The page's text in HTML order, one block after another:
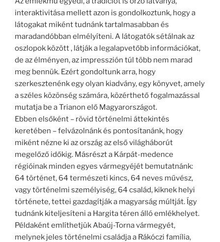
interaktivitása mellett azon is gondolkoztunk, hogy a
látogakat miként tudnánk tartalmasabban és
maradandóbban elmélyíteni. A látogatók sétálnak az
oszlopok között , látják a legalapvetőbb információkat,
de az élményen, az impresszión túl több nem marad
meg bennük. Ezért gondoltunk arra, hogy
szerkesztenénk egy olyan kiadvány, egy könyvet, amely
a széles közönség számára, közérthető fogalmazással
mutatja be a Trianon elő Magyarországot.
Ebben elsőként – rövid történelmi áttekintés
keretében – felvázolnánk és pontosítanánk, hogy
miként nézne ki az ország az első világháborút
megelőző időkig. Másrészt a Kárpát-medence
régióinak minden egyes vármegyéjét bemutatnánk:
64 történet, 64 természeti kincs, 64 neves művész,
vagy történelmi személyiség, 64 család, kiknek helyi
története, tettei gazdagítják a magyarság múltját. Így
tudnánk kiteljesíteni a Hargita téren álló emlékhelyet.
Példaként említhetjük Abaúj-Torna vármegyét,
melynek jeles történelmi családja a Rákóczi família,